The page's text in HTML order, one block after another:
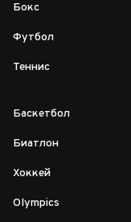
Бокс
Футбол
Теннис
Баскетбол
Биатлон
Хоккей
Olympics